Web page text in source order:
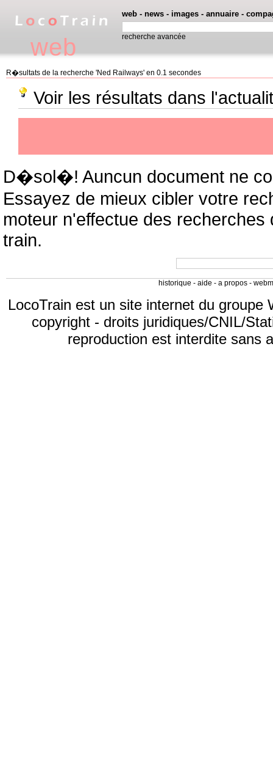
web
web - news - images - annuaire -
recherche avancée
R�sultats de la recherche 'Ned Railways' en 0.1 secondes
Voir les résultats dans
D�sol�! Auncun document ne
Essayez de mieux cibler votre
moteur n'effectue des recherches
train.
historique - aide - a propos-
LocoTrain est un site internet du groupe
copyright- droits juridiques/CNIL/
reproduction est interdite sans